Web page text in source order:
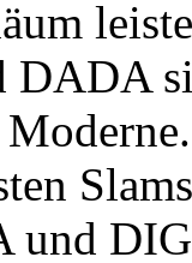
DADA
und